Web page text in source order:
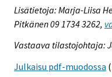
Lisätietoja: Marja-Liisa
Pitkänen 09 1734 3262,
Vastaava tilastojohtaja:
Julkaisu pdf-muodossa